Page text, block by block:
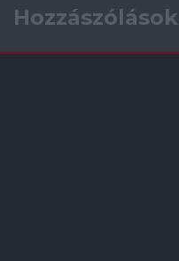
Hozzászólások